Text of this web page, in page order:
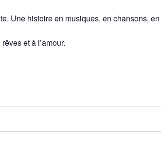
Une histoire en musiques, en chansons,
et à l’amour.